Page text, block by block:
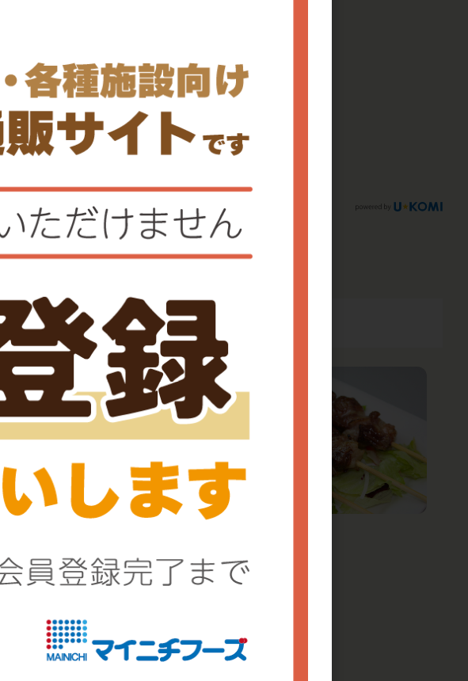
レビュー投稿がありません。